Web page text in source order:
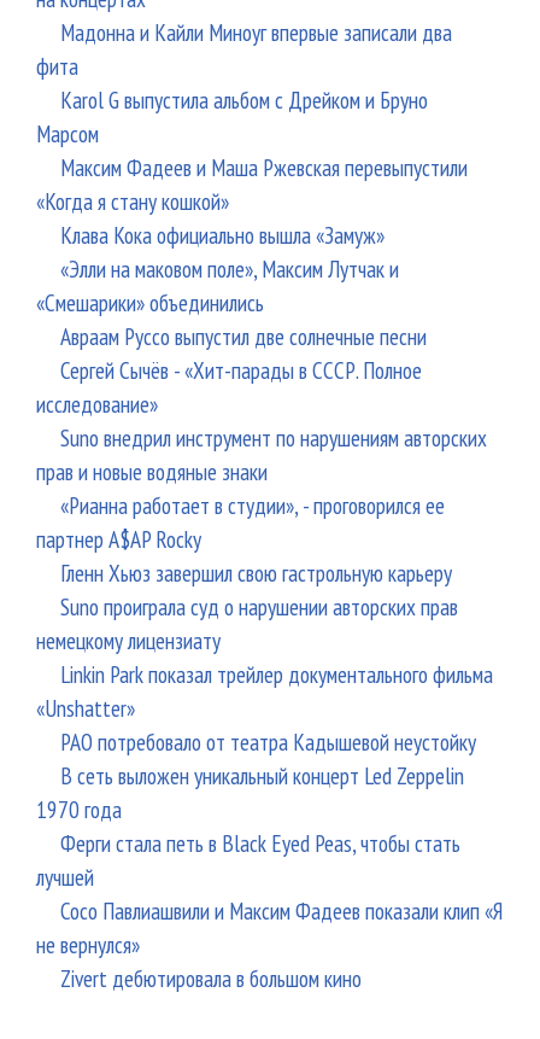
Мадонна и Кайли Миноуг впервые записали два
фита
Karol G выпустила альбом с Дрейком и Бруно
Марсом
Максим Фадеев и Маша Ржевская перевыпустили
«Когда я стану кошкой»
Клава Кока официально вышла «Замуж»
«Элли на маковом поле», Максим Лутчак и
«Смешарики» объединились
Авраам Руссо выпустил две солнечные песни
Сергей Сычёв - «Хит-парады в СССР. Полное
исследование»
Suno внедрил инструмент по нарушениям авторских
прав и новые водяные знаки
«Рианна работает в студии», - проговорился ее
партнер A$AP Rocky
Гленн Хьюз завершил свою гастрольную карьеру
Suno проиграла суд о нарушении авторских прав
немецкому лицензиату
Linkin Park показал трейлер документального фильма
«Unshatter»
РАО потребовало от театра Кадышевой неустойку
В сеть выложен уникальный концерт Led Zeppelin
1970 года
Ферги стала петь в Black Eyed Peas, чтобы стать
лучшей
Сосо Павлиашвили и Максим Фадеев показали клип «Я
не вернулся»
Zivert дебютировала в большом кино